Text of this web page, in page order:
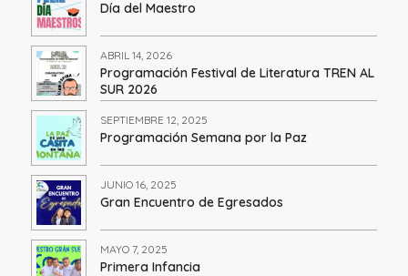
Día del Maestro
ABRIL 14, 2026
Programación Festival de Literatura TREN AL
SUR 2026
SEPTIEMBRE 12, 2025
Programación Semana por la Paz
JUNIO 16, 2025
Gran Encuentro de Egresados
MAYO 7, 2025
Primera Infancia